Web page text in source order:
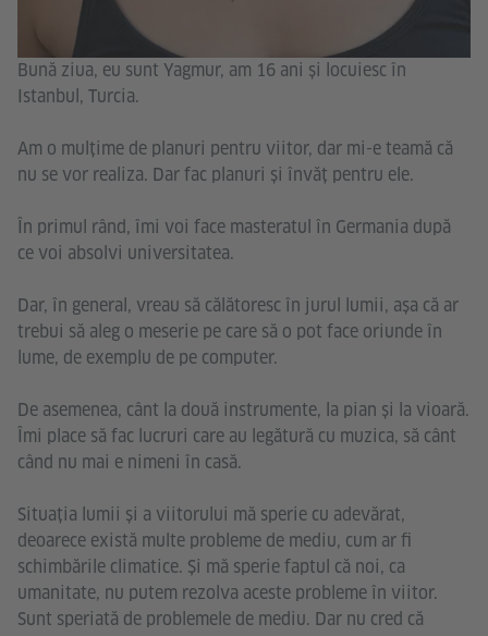
Bună ziua, eu sunt Yagmur, am 16 ani și locuiesc în
Istanbul, Turcia.
Am o mulțime de planuri pentru viitor, dar mi-e teamă că
nu se vor realiza. Dar fac planuri și învăț pentru ele.
În primul rând, îmi voi face masteratul în Germania după
ce voi absolvi universitatea.
Dar, în general, vreau să călătoresc în jurul lumii, așa că ar
trebui să aleg o meserie pe care să o pot face oriunde în
lume, de exemplu de pe computer.
De asemenea, cânt la două instrumente, la pian și la vioară.
Îmi place să fac lucruri care au legătură cu muzica, să cânt
când nu mai e nimeni în casă.
Situația lumii și a viitorului mă sperie cu adevărat,
deoarece există multe probleme de mediu, cum ar fi
schimbările climatice. Și mă sperie faptul că noi, ca
umanitate, nu putem rezolva aceste probleme în viitor.
Sunt speriată de problemele de mediu. Dar nu cred că